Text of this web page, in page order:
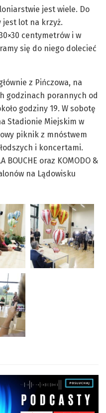
jest wiele. Do
lot na krzyż.
centymetrów i w
się do niego dolecieć
z Pińczowa, na
godzinach porannych od
godziny 19. W sobotę
Stadionie Miejskim w
piknik z mnóstwem
i koncertami.
oraz KOMODO &
na Lądowisku